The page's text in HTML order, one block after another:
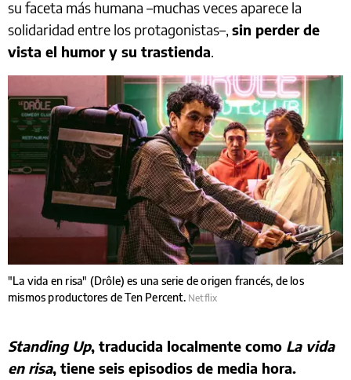
su faceta más humana –muchas veces aparece la
solidaridad entre los protagonistas–, sin perder de
vista el humor y su trastienda.
"La vida en risa" (Drôle) es una serie de origen francés, de los
mismos productores de Ten Percent. Netflix
Standing Up, traducida localmente como La vida
en risa, tiene seis episodios de media hora.